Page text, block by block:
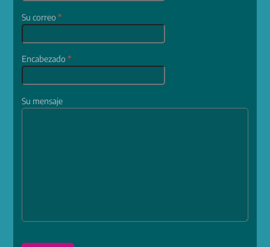
Su correo*
Encabezado*
Su mensaje